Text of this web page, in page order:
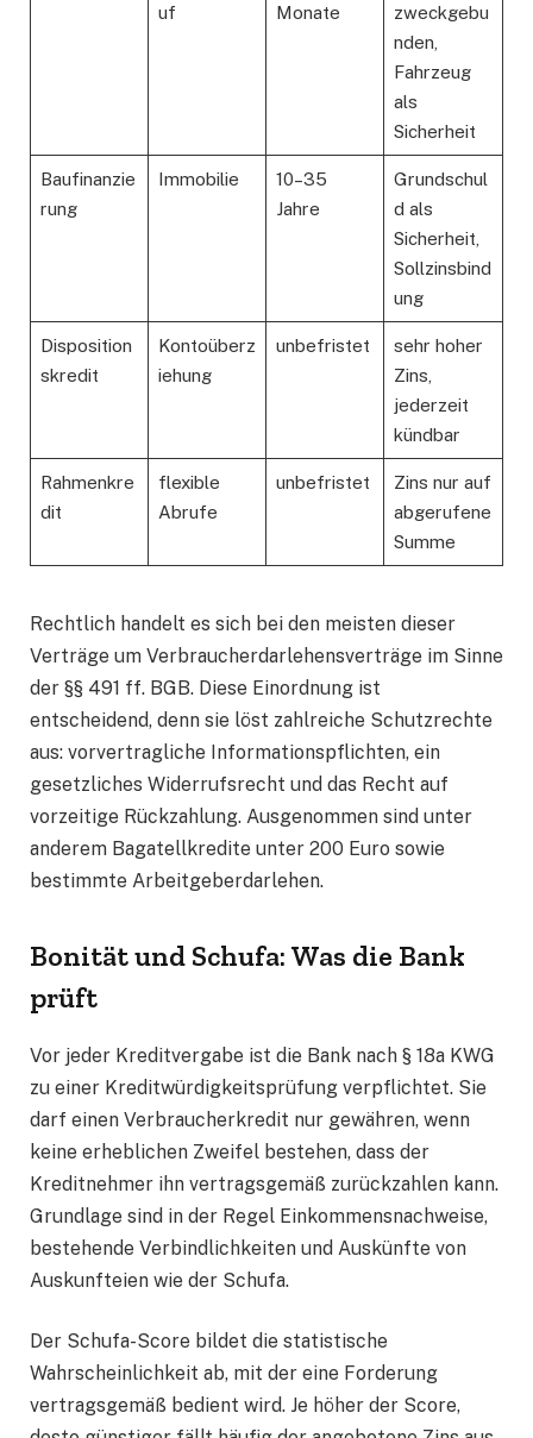
uf
Monate
zweckgebu
nden,
Fahrzeug
als
Sicherheit
Baufinanzie
rung
Immobilie
10–35
Jahre
Grundschul
d als
Sicherheit,
Sollzinsbind
ung
Disposition
skredit
Kontoüberz
iehung
unbefristet
sehr hoher
Zins,
jederzeit
kündbar
Rahmenkre
dit
flexible
Abrufe
unbefristet
Zins nur auf
abgerufene
Summe
Rechtlich handelt es sich bei den meisten dieser
Verträge um Verbraucherdarlehensverträge im Sinne
der §§ 491 ff. BGB. Diese Einordnung ist
entscheidend, denn sie löst zahlreiche Schutzrechte
aus: vorvertragliche Informationspflichten, ein
gesetzliches Widerrufsrecht und das Recht auf
vorzeitige Rückzahlung. Ausgenommen sind unter
anderem Bagatellkredite unter 200 Euro sowie
bestimmte Arbeitgeberdarlehen.
Bonität und Schufa: Was die Bank
prüft
Vor jeder Kreditvergabe ist die Bank nach § 18a KWG
zu einer Kreditwürdigkeitsprüfung verpflichtet. Sie
darf einen Verbraucherkredit nur gewähren, wenn
keine erheblichen Zweifel bestehen, dass der
Kreditnehmer ihn vertragsgemäß zurückzahlen kann.
Grundlage sind in der Regel Einkommensnachweise,
bestehende Verbindlichkeiten und Auskünfte von
Auskunfteien wie der Schufa.
Der Schufa-Score bildet die statistische
Wahrscheinlichkeit ab, mit der eine Forderung
vertragsgemäß bedient wird. Je höher der Score,